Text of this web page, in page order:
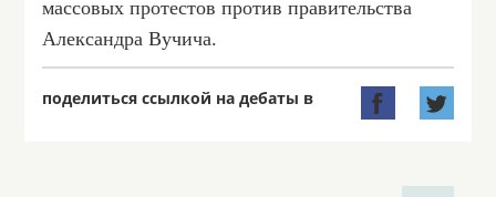
массовых протестов против правительства
Александра Вучича.
поделиться ссылкой на дебаты в  